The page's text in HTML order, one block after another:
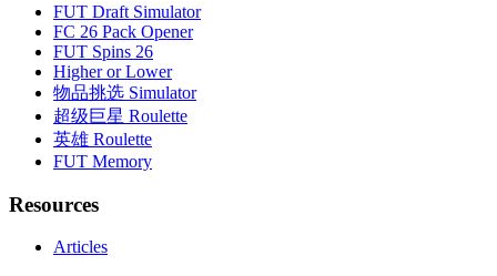
FUT Draft Simulator
FC 26 Pack Opener
FUT Spins 26
Higher or Lower
物品挑选 Simulator
超级巨星 Roulette
英雄 Roulette
FUT Memory
Resources
Articles